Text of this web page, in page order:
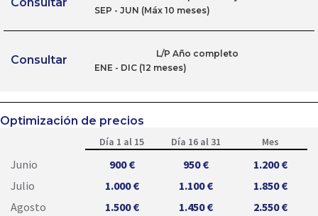
SEP - JUN (Máx 10 meses)
Consultar
L/P Año completo
ENE - DIC (12 meses)
Optimización de precios
Día 1 al 15 Día 16 al 31 Mes
Junio 900 € 950 €
1.200 €
Julio
1.000 € 1.100 €
1.850 €
Agosto
1.500 € 1.450 €
2.550 €